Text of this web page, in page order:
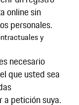
online sin
personales.
y
necesario
que usted sea
petición suya.